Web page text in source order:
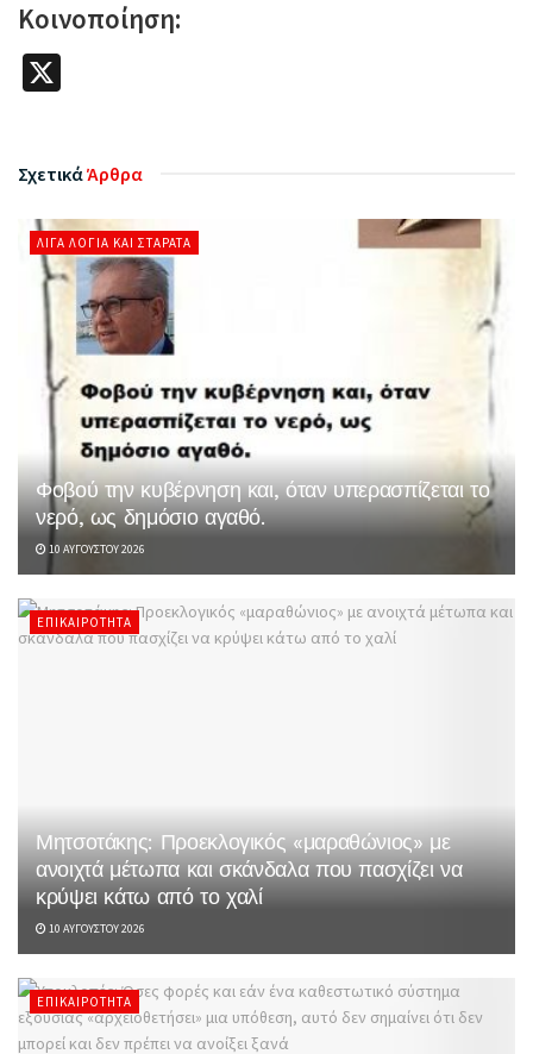
Κοινοποίηση:
ΣχετικάΆρθρα
ΛΊΓΑ ΛΌΓΙΑ ΚΑΙ ΣΤΑΡΆΤΑ
Φοβού την κυβέρνηση και, όταν υπερασπίζεται το
νερό, ως δημόσιο αγαθό.
10 ΑΥΓΟΎΣΤΟΥ 2026
ΕΠΙΚΑΙΡΌΤΗΤΑ
Μητσοτάκης: Προεκλογικός «μαραθώνιος» με
ανοιχτά μέτωπα και σκάνδαλα που πασχίζει να
κρύψει κάτω από το χαλί
10 ΑΥΓΟΎΣΤΟΥ 2026
ΕΠΙΚΑΙΡΌΤΗΤΑ